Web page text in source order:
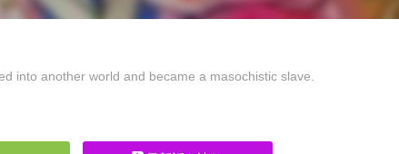
into another world and became a masochistic slave.